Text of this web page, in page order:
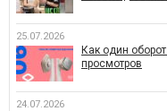
25.07.2026
Как один
просмотров
24.07.2026